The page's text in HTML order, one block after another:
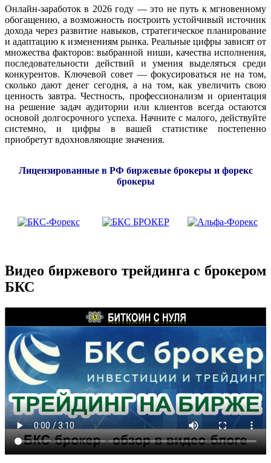
Онлайн-заработок в 2026 году — это не путь к мгновенному
обогащению, а возможность построить устойчивый источник
дохода через развитие навыков, стратегическое планирование
и адаптацию к изменениям рынка. Реальные цифры зависят от
множества факторов: выбранной ниши, качества исполнения,
последовательности действий и умения выделяться среди
конкурентов. Ключевой совет — фокусироваться не на том,
сколько дают денег сегодня, а на том, как увеличить свою
ценность завтра. Честность, профессионализм и ориентация
на решение задач аудитории или клиентов всегда остаются
основой долгосрочного успеха. Начните с малого, действуйте
системно, и цифры в вашей статистике постепенно
приобретут вдохновляющие значения.
Лицензированные в РФ биржевые брокеры и форекс
брокеры
Видео биржевого трейдинга с брокером
БКС